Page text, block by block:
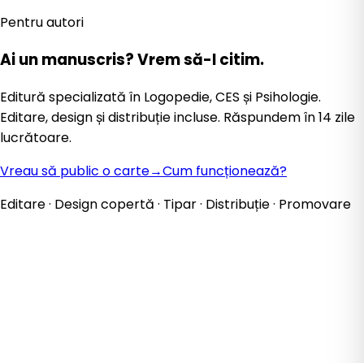
Pentru autori
Ai un manuscris?Vrem să-l citim.
Editură specializată în Logopedie, CES și Psihologie.
Editare, design și distribuție incluse. Răspundem în 14 zile
lucrătoare.
Vreau să public o carte→Cum funcționează?
Editare · Design copertă · Tipar · Distribuție · Promovare